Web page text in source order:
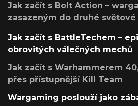
Jak začít s Bolt Action –
zasazeným do druhé světové
Jak začít s BattleTechem –
obrovitých válečných mechů
Jak začít s Warhammerem
přes přístupnější Kill Team
Wargaming poslouží jako